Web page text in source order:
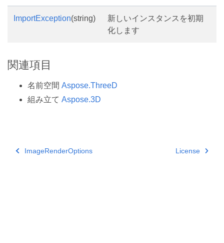
ImportException(string)
新しいインスタンスを初期
化します
関連項目
名前空間 Aspose.ThreeD
組み立て Aspose.3D
ImageRenderOptions License